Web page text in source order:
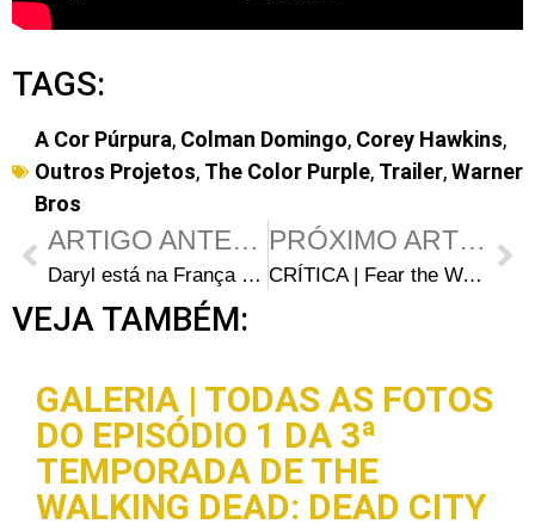
TAGS:
A Cor Púrpura, Colman Domingo, Corey Hawkins,
Outros Projetos, The Color Purple, Trailer,Warner
Bros
ARTIGO ANTERIOR
Daryl está na França no teaser “em produção” da série The Walking Dead: Daryl Dixon
PRÓXIMO ARTIGO
CRÍTICA | Fear the Walking Dead S08E02 – “Blue Jay”: June Rambo
VEJA TAMBÉM:
GALERIA | TODAS AS FOTOS
DO EPISÓDIO 1 DA 3ª
TEMPORADA DE THE
WALKING DEAD: DEAD CITY